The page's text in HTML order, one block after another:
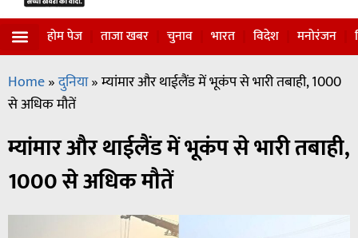
होम पेज ताजा खबर चुनाव भारत विदेश मनोरंजन
Home»दुनिया»म्यांमार और थाईलैंड में भूकंप से भारी तबाही, 1000
से अधिक मौतें
म्यांमार और थाईलैंड में भूकंप से भारी तबाही,
1000 से अधिक मौतें